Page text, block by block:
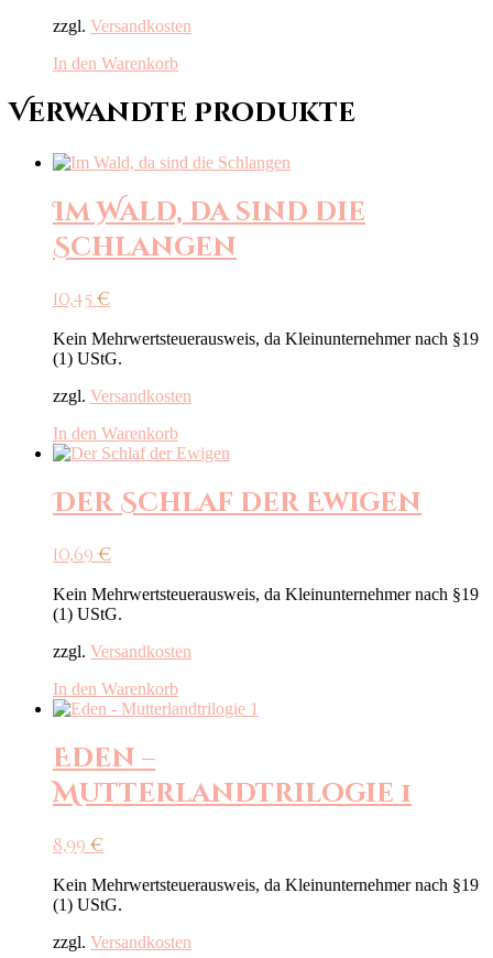
zzgl. Versandkosten
In den Warenkorb
Verwandte Produkte
Im Wald, da sind die
Schlangen
10,45 €
Kein Mehrwertsteuerausweis, da Kleinunternehmer nach §19
(1) UStG.
zzgl. Versandkosten
In den Warenkorb
Der Schlaf der Ewigen
10,69 €
Kein Mehrwertsteuerausweis, da Kleinunternehmer nach §19
(1) UStG.
zzgl. Versandkosten
In den Warenkorb
Eden –
Mutterlandtrilogie 1
8,99 €
Kein Mehrwertsteuerausweis, da Kleinunternehmer nach §19
(1) UStG.
zzgl. Versandkosten